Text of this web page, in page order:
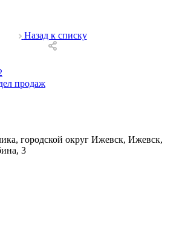
Назад к списку
продаж
городской округ Ижевск, Ижевск,
3